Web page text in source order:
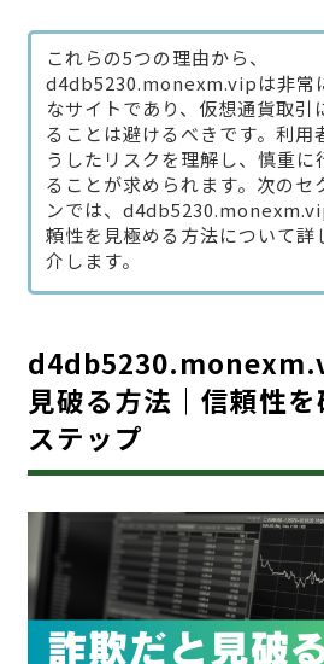
これらの5つの理由から、
d4db5230.monexm.vipは非常
なサイトであり、仮想通貨取引
ることは避けるべきです。利用
うしたリスクを理解し、慎重に
ることが求められます。次のセ
ンでは、
頼性を見極める方法について詳
介します。
見破る方法｜信頼性
ステップ